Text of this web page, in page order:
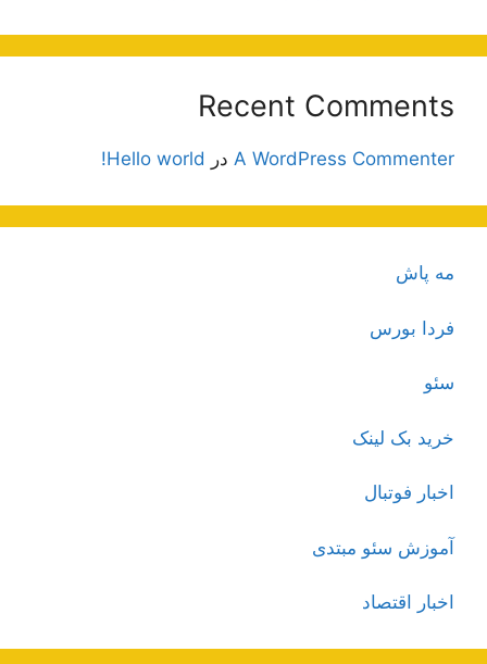
Recent Comments
A WordPress Commenter در Hello world!
مه پاش
فردا بورس
سئو
خرید بک لینک
اخبار فوتبال
آموزش سئو مبتدی
اخبار اقتصاد